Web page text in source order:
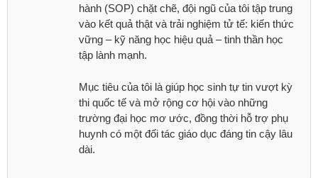
hành (SOP) chặt chẽ, đội ngũ của tôi tập trung
vào kết quả thật và trải nghiệm tử tế: kiến thức
vững – kỹ năng học hiệu quả – tinh thần học
tập lành mạnh.
Mục tiêu của tôi là giúp học sinh tự tin vượt kỳ
thi quốc tế và mở rộng cơ hội vào những
trường đại học mơ ước, đồng thời hỗ trợ phụ
huynh có một đối tác giáo dục đáng tin cậy lâu
dài.